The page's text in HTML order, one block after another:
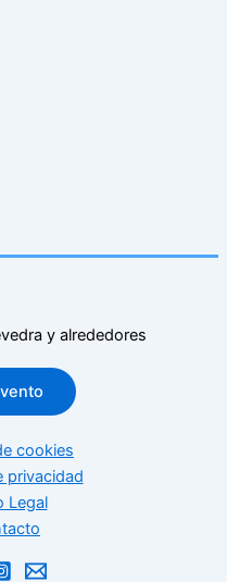
y alrededores
cookies
privacidad
Legal